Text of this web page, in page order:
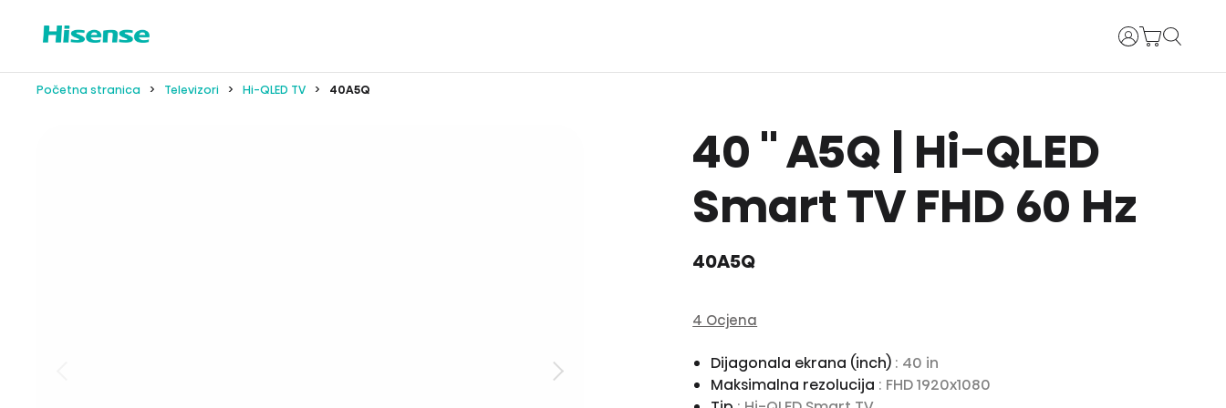
Prijava
Početna stranica Televizori Hi-QLED TV 40A5Q
40 '' A5Q | Hi-QLED
Smart TV FHD 60 Hz
40A5Q
4 Ocjena
Dijagonala ekrana (inch) : 40 in
Maksimalna rezolucija : FHD 1920x1080